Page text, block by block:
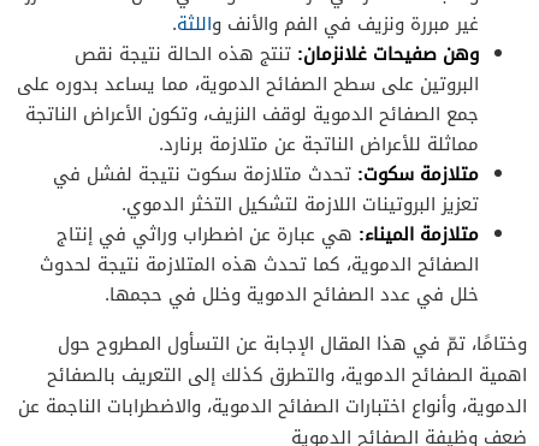
غير مبررة ونزيف في الفم والأنف واللثة.
وهن صفيحات غلانزمان: تنتج هذه الحالة نتيجة نقص
البروتين على سطح الصفائح الدموية، مما يساعد بدوره على
جمع الصفائح الدموية لوقف النزيف، وتكون الأعراض الناتجة
مماثلة للأعراض الناتجة عن متلازمة برنارد.
متلازمة سكوت: تحدث متلازمة سكوت نتيجة لفشل في
تعزيز البروتينات اللازمة لتشكيل التخثر الدموي.
متلازمة الميناء: هي عبارة عن اضطراب وراثي في إنتاج
الصفائح الدموية، كما تحدث هذه المتلازمة نتيجة لحدوث
خلل في عدد الصفائح الدموية وخلل في حجمها.
وختامًا، تمّ في هذا المقال الإجابة عن التسأول المطروح حول
اهمية الصفائح الدموية، والتطرق كذلك إلى التعريف بالصفائح
الدموية، وأنواع اختبارات الصفائح الدموية، والاضطرابات الناجمة عن
ضعف وظيفة الصفائح الدموية